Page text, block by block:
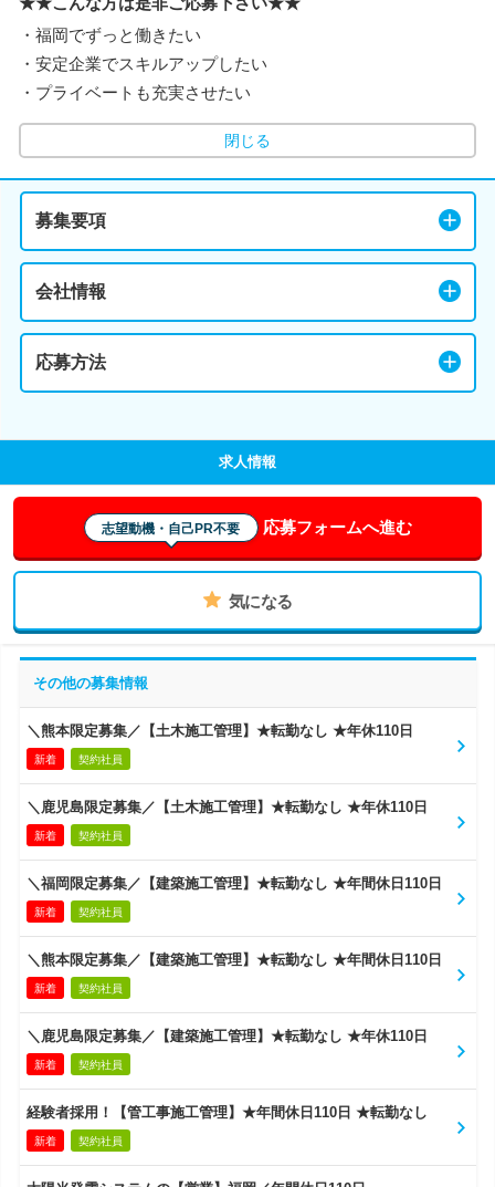
・福岡でずっと働きたい
・安定企業でスキルアップしたい
・プライベートも充実させたい
閉じる
募集要項
会社情報
応募方法
求人情報
志望動機・自己PR不要 応募フォームへ進む
気になる
その他の募集情報
＼熊本限定募集／【土木施工管理】★転勤なし ★年休110日
新着 契約社員
＼鹿児島限定募集／【土木施工管理】★転勤なし ★年休110日
新着 契約社員
＼福岡限定募集／【建築施工管理】★転勤なし ★年間休日110日
新着 契約社員
＼熊本限定募集／【建築施工管理】★転勤なし ★年間休日110日
新着 契約社員
＼鹿児島限定募集／【建築施工管理】★転勤なし ★年休110日
新着 契約社員
経験者採用！【管工事施工管理】★年間休日110日 ★転勤なし
新着 契約社員